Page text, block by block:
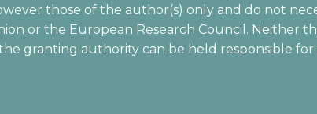
those of the author(s) only and do not
or the European Research Council. Neither
granting authority can be held responsible for